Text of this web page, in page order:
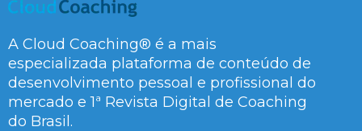
A Cloud Coaching® é a mais
especializada plataforma de conteúdo de
desenvolvimento pessoal e profissional do
mercado e 1ª Revista Digital de Coaching
do Brasil.